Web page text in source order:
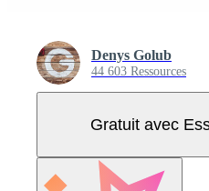
Denys Golub
44 603 Ressources
Gratuit avec